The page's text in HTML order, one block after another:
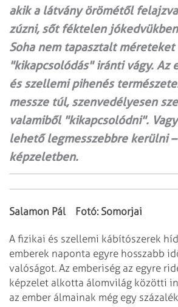
akik a látvány örömétől
zúzni, sőt féktelen
Soha nem tapasztalt
"kikapcsolódás" iránti vágy. Az
és szellemi pihenés
messze túl, szenvedélyesen
valamiből "kikapcsolódni".
lehető legmesszebbre kerülni
képzeletben.
Salamon Pál Fotó: Somorjai
A fizikai és szellemi kábítószerek
emberek naponta egyre hosszabb
valóságot. Az emberiség az egyre
képzelet alkotta álomvilág közötti
az ember álmainak még egy